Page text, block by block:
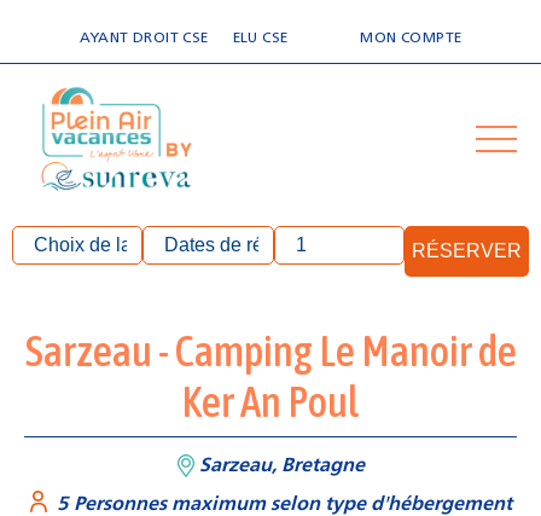
AYANT DROIT CSE ELU CSE MON COMPTE
RÉSERVER
Sarzeau - Camping Le Manoir de
Ker An Poul
Sarzeau, Bretagne
5 Personnes maximum selon type d'hébergement